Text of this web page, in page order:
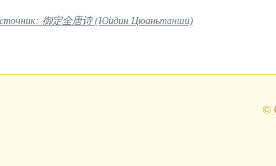
御定全唐诗 (Юйдин Цюаньтанши)
©